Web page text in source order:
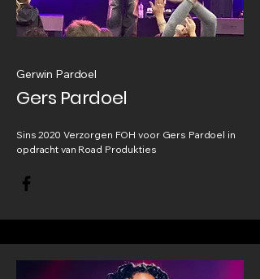
Gerwin Pardoel
Gers Pardoel
Sins 2020 Verzorgen FOH voor Gers Pardoel in
opdracht van Road Produkties